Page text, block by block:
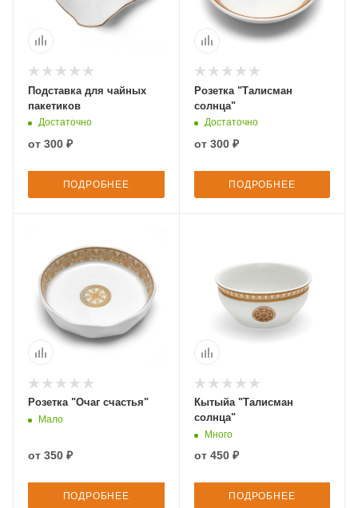
Подставка для чайных
пакетиков
Достаточно
от 300 ₽
ПОДРОБНЕЕ
Розетка "Талисман
солнца"
Достаточно
от 300 ₽
ПОДРОБНЕЕ
Розетка "Очаг счастья"
Мало
от 350 ₽
ПОДРОБНЕЕ
Кытыйа "Талисман
солнца"
Много
от 450 ₽
ПОДРОБНЕЕ